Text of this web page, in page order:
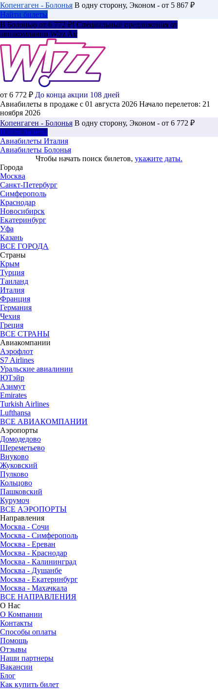
Копенгаген - Болонья В одну сторону, Эконом - от 5 867 ₽
Найти билеты
В Болонью от 6 772 ₽! Специальные предложения от
авиакомпании Wizz Air
от 6 772 ₽ До конца акции 108 дней
Авиабилеты в продаже с 01 августа 2026 Начало перелетов: 21
ноября 2026
Копенгаген - Болонья В одну сторону, Эконом - от 6 772 ₽
Найти билеты
Авиабилеты Италия
Авиабилеты Болонья
Чтобы начать поиск билетов, укажите даты.
Города
Москва
Санкт-Петербург
Симферополь
Краснодар
Новосибирск
Екатеринбург
Уфа
Казань
ВСЕ ГОРОДА
Страны
Крым
Турция
Таиланд
Италия
Франция
Германия
Чехия
Греция
ВСЕ СТРАНЫ
Авиакомпании
Аэрофлот
S7 Airlines
Уральские авиалинии
ЮТэйр
Азимут
Emirates
Turkish Airlines
Lufthansa
ВСЕ АВИАКОМПАНИИ
Аэропорты
Домодедово
Шереметьево
Внуково
Жуковский
Пулково
Кольцово
Пашковский
Курумоч
ВСЕ АЭРОПОРТЫ
Направления
Москва - Сочи
Москва - Симферополь
Москва - Ереван
Москва - Краснодар
Москва - Калининград
Москва - Душанбе
Москва - Екатеринбург
Москва - Махачкала
ВСЕ НАПРАВЛЕНИЯ
О Нас
О Компании
Контакты
Способы оплаты
Помощь
Отзывы
Наши партнеры
Вакансии
Блог
Как купить билет